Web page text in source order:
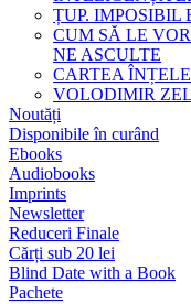
ȚUP.
CUM SĂ LE
NE ASCULTE
CARTEA
VOLODIMIR
Noutăți
Disponibile în curând
Ebooks
Audiobooks
Imprints
Newsletter
Reduceri Finale
Cărți sub 20 lei
Blind Date with a Book
Pachete